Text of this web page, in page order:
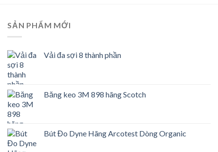
SẢN PHẨM MỚI
Vải đa sợi 8 thành phần
Băng keo 3M 898 hãng Scotch
Bút Đo Dyne Hãng Arcotest Dòng Organic